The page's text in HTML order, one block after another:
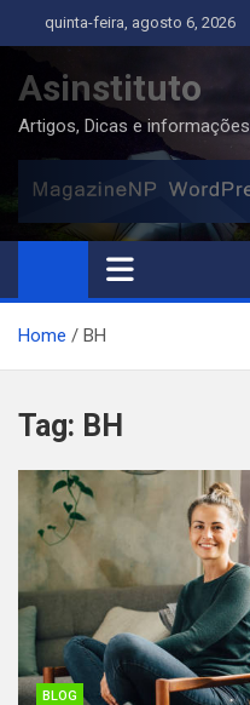
to
content
quinta-feira, agosto 6, 2026
Asinstituto
Artigos, Dicas e informações
Home BH
Tag: BH
BLOG